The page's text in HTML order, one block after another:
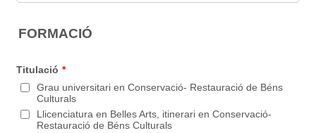
FORMACIÓ
Titulació *
Grau universitari en Conservació- Restauració de Béns
Culturals
Llicenciatura en Belles Arts, itinerari en Conservació-
Restauració de Béns Culturals